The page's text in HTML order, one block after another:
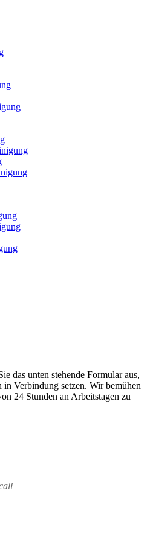
das unten stehende Formular aus,
Verbindung setzen. Wir bemühen
24 Stunden an Arbeitstagen zu